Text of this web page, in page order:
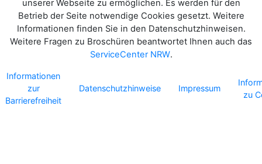
unserer Webseite zu ermöglichen. Es werden für den
Betrieb der Seite notwendige Cookies gesetzt. Weitere
Informationen finden Sie in den Datenschutzhinweisen.
Weitere Fragen zu Broschüren beantwortet Ihnen auch das
ServiceCenter NRW.
Informationen
zur
Barrierefreiheit
Datenschutzhinweise Impressum
zu